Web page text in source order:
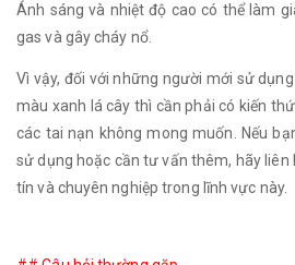
Ánh sáng và nhiệt độ cao có thể làm
gas và gây cháy nổ.
Vì vậy, đối với những người mới sử
màu xanh lá cây thì cần phải có kiến
các tai nạn không mong muốn. Nếu
sử dụng hoặc cần tư vấn thêm, hãy liên
tín và chuyên nghiệp trong lĩnh vực này.